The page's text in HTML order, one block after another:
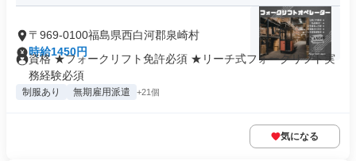
〒969-0100福島県西白河郡泉崎村
時給1450円
資格 ★フォークリフト免許必須 ★リーチ式フォークリフト実
務経験必須
制服あり 無期雇用派遣 +21個
気になる